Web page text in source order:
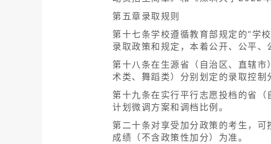
第五章录取规则
第十七条学校遵循教育部规定的“学
录取政策和规定，本着公开、公平、
第十八条在生源省（自治区、直辖
术类、舞蹈类）分别划定的录取控制
第十九条在实行平行志愿投档的省
计划微调方案和调档比例。
第二十条对享受加分政策的考生，
成绩（不含政策性加分）为准。